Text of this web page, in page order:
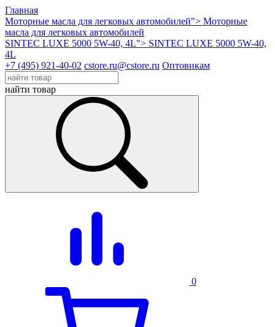
Главная
Моторные масла для легковых автомобилей"> Моторные
масла для легковых автомобилей
SINTEC LUXE 5000 5W-40, 4L"> SINTEC LUXE 5000 5W-40,
4L
+7 (495) 921-40-02 cstore.ru@cstore.ru Оптовикам
найти товар
0